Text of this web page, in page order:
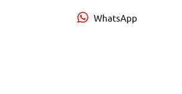
WhatsApp